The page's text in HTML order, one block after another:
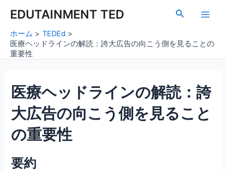
EDUTAINMENT TED
検
Main
ホーム
TEDEd
医療ヘッドラインの解読：誇大広告の向こう側を見ることの
重要性
医療ヘッドラインの解読：誇
大広告の向こう側を見ること
の重要性
要約
navigation